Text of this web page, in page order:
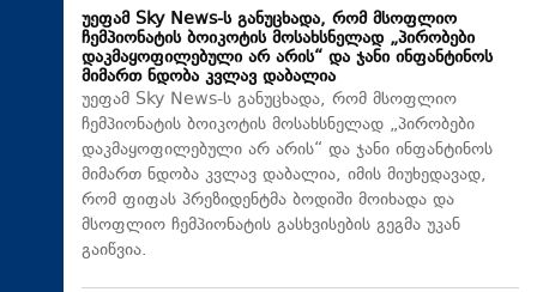
უეფამ Sky News-ს განუცხადა, რომ მსოფლიო
ჩემპიონატის ბოიკოტის მოსახსნელად „პირობები
დაკმაყოფილებული არ არის“ და ჯანი ინფანტინოს
მიმართ ნდობა კვლავ დაბალია
უეფამ Sky News-ს განუცხადა, რომ მსოფლიო
ჩემპიონატის ბოიკოტის მოსახსნელად „პირობები
დაკმაყოფილებული არ არის“ და ჯანი ინფანტინოს
მიმართ ნდობა კვლავ დაბალია, იმის მიუხედავად,
რომ ფიფას პრეზიდენტმა ბოდიში მოიხადა და
მსოფლიო ჩემპიონატის გასხვისების გეგმა უკან
გაიწვია.